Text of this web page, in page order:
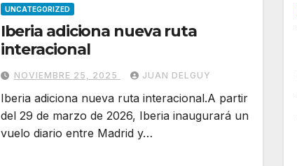
UNCATEGORIZED
Iberia adiciona nueva ruta
interacional
NOVIEMBRE 25, 2025 JUAN DELGUY
Iberia adiciona nueva ruta interacional.A partir
del 29 de marzo de 2026, Iberia inaugurará un
vuelo diario entre Madrid y…